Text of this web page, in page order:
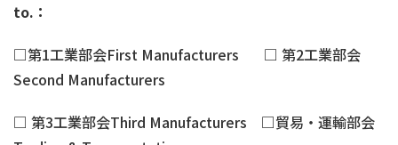
to. ：
□第1工業部会First Manufacturers □ 第2工業部会
Second Manufacturers
□ 第3工業部会Third Manufacturers □貿易・運輸部会